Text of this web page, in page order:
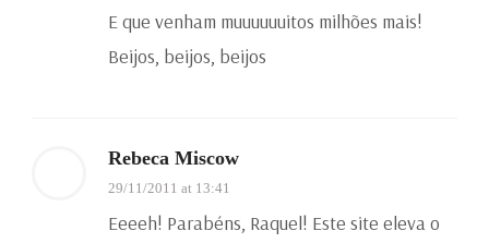
E que venham muuuuuuitos milhões mais!
Beijos, beijos, beijos
Rebeca Miscow
29/11/2011 at 13:41
Eeeeh! Parabéns, Raquel! Este site eleva o